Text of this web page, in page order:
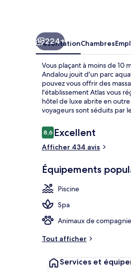
224+
PrésentationChambres
Vous plaçant à moins de
Andalou jouit d'un parc
pouvez vous offrir des
l'établissement Atlas vous
hôtel de luxe abrite en
voyageurs sont séduits par
Avis
voyageurs
8,68,6 sur 10
Excellent
Afficher 434 avis
Équipements
Piscine
Spa
Animaux de
Tout afficher
Services et